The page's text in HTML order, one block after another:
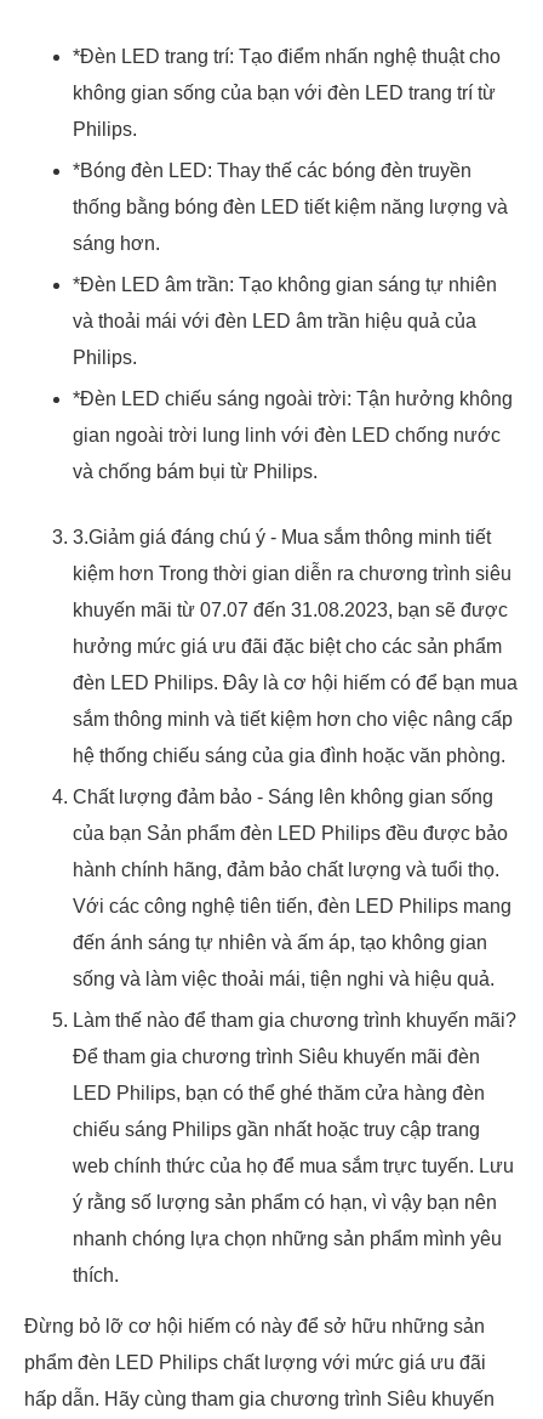
*Đèn LED trang trí: Tạo điểm nhấn nghệ thuật cho
không gian sống của bạn với đèn LED trang trí từ
Philips.
*Bóng đèn LED: Thay thế các bóng đèn truyền
thống bằng bóng đèn LED tiết kiệm năng lượng và
sáng hơn.
*Đèn LED âm trần: Tạo không gian sáng tự nhiên
và thoải mái với đèn LED âm trần hiệu quả của
Philips.
*Đèn LED chiếu sáng ngoài trời: Tận hưởng không
gian ngoài trời lung linh với đèn LED chống nước
và chống bám bụi từ Philips.
3.Giảm giá đáng chú ý - Mua sắm thông minh tiết
kiệm hơn Trong thời gian diễn ra chương trình siêu
khuyến mãi từ 07.07 đến 31.08.2023, bạn sẽ được
hưởng mức giá ưu đãi đặc biệt cho các sản phẩm
đèn LED Philips. Đây là cơ hội hiếm có để bạn mua
sắm thông minh và tiết kiệm hơn cho việc nâng cấp
hệ thống chiếu sáng của gia đình hoặc văn phòng.
Chất lượng đảm bảo - Sáng lên không gian sống
của bạn Sản phẩm đèn LED Philips đều được bảo
hành chính hãng, đảm bảo chất lượng và tuổi thọ.
Với các công nghệ tiên tiến, đèn LED Philips mang
đến ánh sáng tự nhiên và ấm áp, tạo không gian
sống và làm việc thoải mái, tiện nghi và hiệu quả.
Làm thế nào để tham gia chương trình khuyến mãi?
Để tham gia chương trình Siêu khuyến mãi đèn
LED Philips, bạn có thể ghé thăm cửa hàng đèn
chiếu sáng Philips gần nhất hoặc truy cập trang
web chính thức của họ để mua sắm trực tuyến. Lưu
ý rằng số lượng sản phẩm có hạn, vì vậy bạn nên
nhanh chóng lựa chọn những sản phẩm mình yêu
thích.
Đừng bỏ lỡ cơ hội hiếm có này để sở hữu những sản
phẩm đèn LED Philips chất lượng với mức giá ưu đãi
hấp dẫn. Hãy cùng tham gia chương trình Siêu khuyến